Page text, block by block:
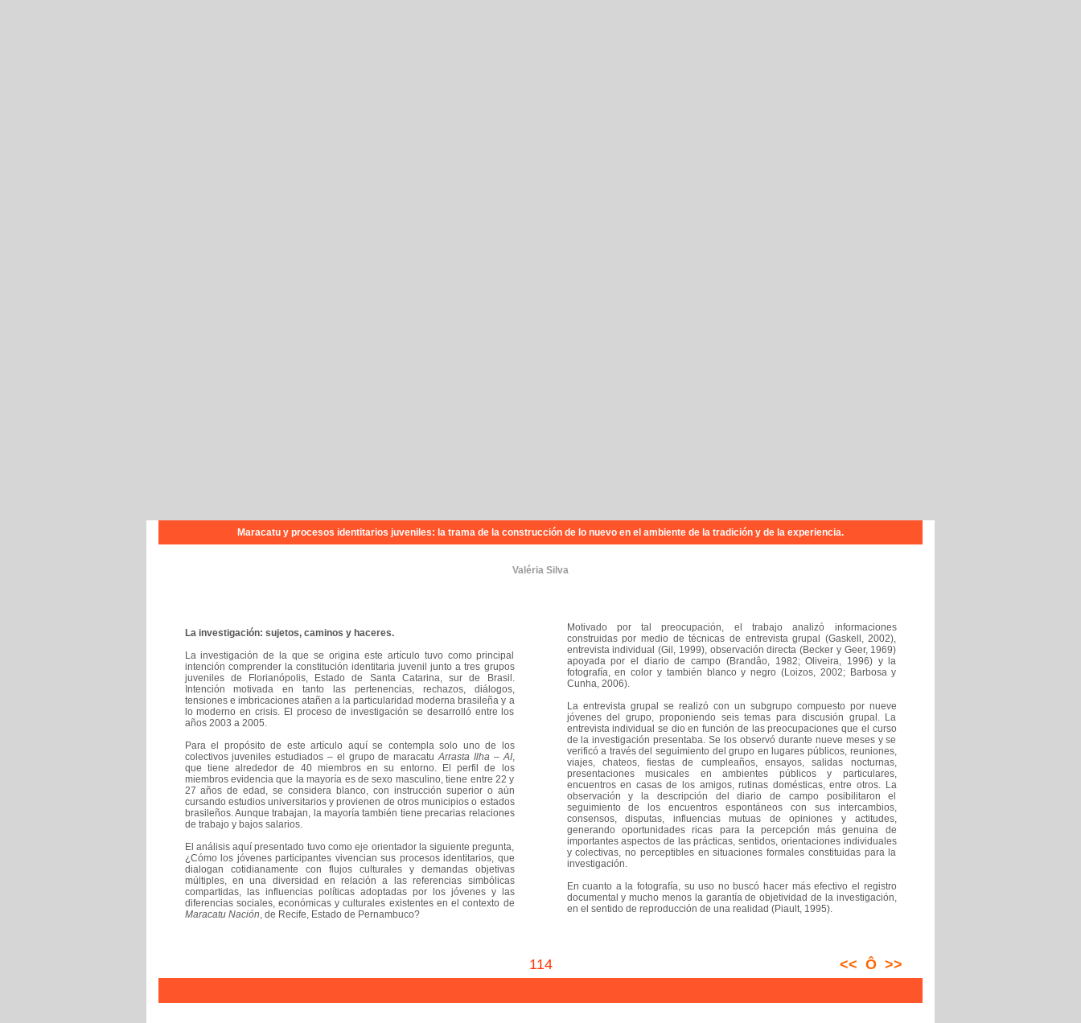
Maracatu y procesos identitarios juveniles: la trama de la construcción de lo nuevo en el ambiente de la tradición y de la experiencia.
Valéria Silva
La investigación: sujetos, caminos y haceres.
La investigación de la que se origina este artículo tuvo como principal
intención comprender la constitución identitaria juvenil junto a tres grupos
juveniles de Florianópolis, Estado de Santa Catarina, sur de Brasil.
Intención motivada en tanto las pertenencias, rechazos, diálogos,
tensiones e imbricaciones atañen a la particularidad moderna brasileña y a
lo moderno en crisis. El proceso de investigación se desarrolló entre los
años 2003 a 2005.
Para el propósito de este artículo aquí se contempla solo uno de los
colectivos juveniles estudiados – el grupo de maracatuArrasta Ilha – AI,
que tiene alrededor de 40 miembros en su entorno. El perfil de los
miembros evidencia que la mayoría es de sexo masculino, tiene entre 22 y
27 años de edad, se considera blanco, con instrucción superior o aún
cursando estudios universitarios y provienen de otros municipios o estados
brasileños. Aunque trabajan, la mayoría también tiene precarias relaciones
de trabajo y bajos salarios.
El análisis aquí presentado tuvo como eje orientador la siguiente pregunta,
¿Cómo los jóvenes participantes vivencian sus procesos identitarios, que
dialogan cotidianamente con flujos culturales y demandas objetivas
múltiples, en una diversidad en relación a las referencias simbólicas
compartidas, las influencias políticas adoptadas por los jóvenes y las
diferencias sociales, económicas y culturales existentes en el contexto de
Maracatu Nación, de Recife, Estado de Pernambuco?
Motivado por tal preocupación, el trabajo analizó informaciones
construidas por medio de técnicas de entrevista grupal (Gaskell, 2002),
entrevista individual (Gil, 1999), observación directa (Becker y Geer, 1969)
apoyada por el diario de campo (Brandâo, 1982; Oliveira, 1996) y la
fotografía, en color y también blanco y negro (Loizos, 2002; Barbosa y
Cunha, 2006).
La entrevista grupal se realizó con un subgrupo compuesto por nueve
jóvenes del grupo, proponiendo seis temas para discusión grupal. La
entrevista individual se dio en función de las preocupaciones que el curso
de la investigación presentaba. Se los observó durante nueve meses y se
verificó a través del seguimiento del grupo en lugares públicos, reuniones,
viajes, chateos, fiestas de cumpleaños, ensayos, salidas nocturnas,
presentaciones musicales en ambientes públicos y particulares,
encuentros en casas de los amigos, rutinas domésticas, entre otros. La
observación y la descripción del diario de campo posibilitaron el
seguimiento de los encuentros espontáneos con sus intercambios,
consensos, disputas, influencias mutuas de opiniones y actitudes,
generando oportunidades ricas para la percepción más genuina de
importantes aspectos de las prácticas, sentidos, orientaciones individuales
y colectivas, no perceptibles en situaciones formales constituidas para la
investigación.
En cuanto a la fotografía, su uso no buscó hacer más efectivo el registro
documental y mucho menos la garantía de objetividad de la investigación,
en el sentido de reproducción de una realidad (Piault, 1995).
114 << Ô >>